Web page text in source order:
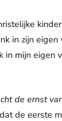
in zijn
in mijn
de ernst
de eerste